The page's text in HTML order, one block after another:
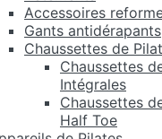
Accessoires
Gants antidérapants
Chaussettes de
Chaussettes
Intégrales
Chaussettes
Half Toe